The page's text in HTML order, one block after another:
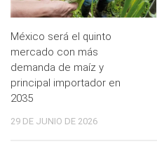
México será el quinto
mercado con más
demanda de maíz y
principal importador en
2035
29 DE JUNIO DE 2026